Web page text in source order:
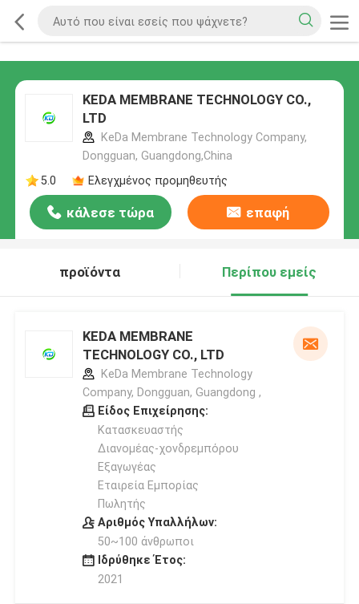
KEDA MEMBRANE TECHNOLOGY CO.,
LTD
KeDa Membrane Technology Company,
Dongguan, Guangdong,China
5.0
Ελεγχμένος προμηθευτής
κάλεσε τώρα επαφή
προϊόντα Περίπου εμείς
KEDA MEMBRANE
TECHNOLOGY CO., LTD
KeDa Membrane Technology
Company, Dongguan, Guangdong ,
Είδος Επιχείρησης:
Κατασκευαστής
Διανομέας-χονδρεμπόρου
Εξαγωγέας
Εταιρεία Εμπορίας
Πωλητής
Αριθμός Υπαλλήλων:
50~100 άνθρωποι
Ιδρύθηκε Έτος:
2021